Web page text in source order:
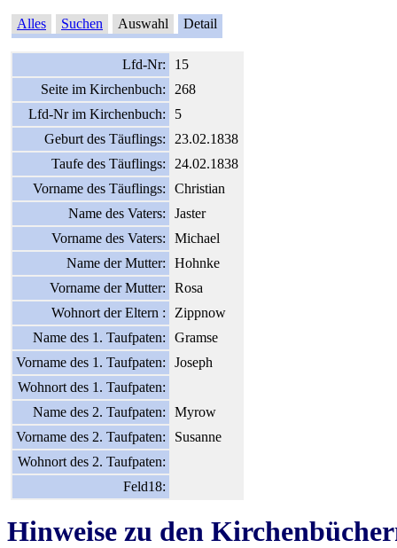
Alles Suchen Auswahl Detail
Lfd-Nr:
15
Seite im Kirchenbuch:
268
Lfd-Nr im Kirchenbuch:
5
Geburt des Täuflings:
23.02.1838
Taufe des Täuflings:
24.02.1838
Vorname des Täuflings:
Christian
Name des Vaters:
Jaster
Vorname des Vaters:
Michael
Name der Mutter:
Hohnke
Vorname der Mutter:
Rosa
Wohnort der Eltern :
Zippnow
Name des 1. Taufpaten:
Gramse
Vorname des 1. Taufpaten:
Joseph
Wohnort des 1. Taufpaten:
Name des 2. Taufpaten:
Myrow
Vorname des 2. Taufpaten:
Susanne
Wohnort des 2. Taufpaten:
Feld18:
Hinweise zu den